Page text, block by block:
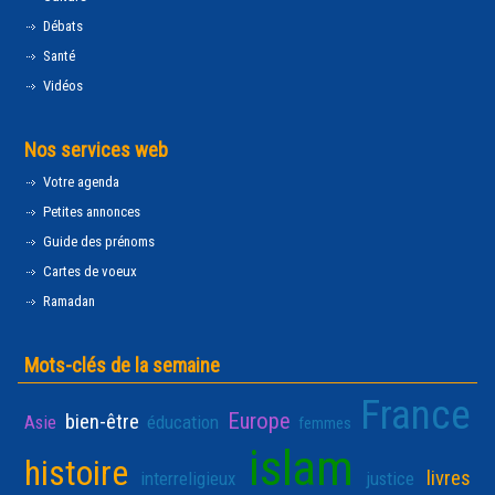
Débats
Santé
Vidéos
Nos services web
Votre agenda
Petites annonces
Guide des prénoms
Cartes de voeux
Ramadan
Mots-clés de la semaine
Asie bien-être éducation Europe femmes France
histoire interreligieux islam justice livres